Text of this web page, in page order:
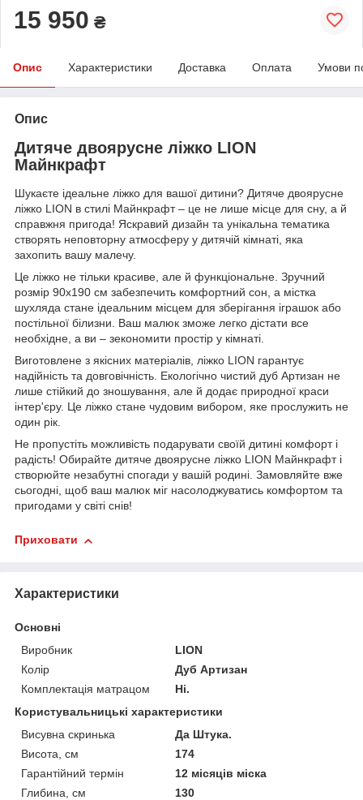
15 950 ₴
Опис Характеристики Доставка Оплата Умови
Опис
Дитяче двоярусне ліжко LION
Майнкрафт
Шукаєте ідеальне ліжко для вашої дитини? Дитяче двоярусне
ліжко LION в стилі Майнкрафт – це не лише місце для сну, а й
справжня пригода! Яскравий дизайн та унікальна тематика
створять неповторну атмосферу у дитячій кімнаті, яка
захопить вашу малечу.
Це ліжко не тільки красиве, але й функціональне. Зручний
розмір 90х190 см забезпечить комфортний сон, а містка
шухляда стане ідеальним місцем для зберігання іграшок або
постільної білизни. Ваш малюк зможе легко дістати все
необхідне, а ви – зекономити простір у кімнаті.
Виготовлене з якісних матеріалів, ліжко LION гарантує
надійність та довговічність. Екологічно чистий дуб Артизан не
лише стійкий до зношування, але й додає природної краси
інтер'єру. Це ліжко стане чудовим вибором, яке прослужить не
один рік.
Не пропустіть можливість подарувати своїй дитині комфорт і
радість! Обирайте дитяче двоярусне ліжко LION Майнкрафт і
створюйте незабутні спогади у вашій родині. Замовляйте вже
сьогодні, щоб ваш малюк міг насолоджуватись комфортом та
пригодами у світі снів!
Приховати
Характеристики
Основні
Виробник
LION
Колір
Дуб Артизан
Комплектація матрацом
Ні.
Користувальницькі характеристики
Висувна скринька
Да Штука.
Висота, см
174
Гарантійний термін
12 місяців міска
Глибина, см
130